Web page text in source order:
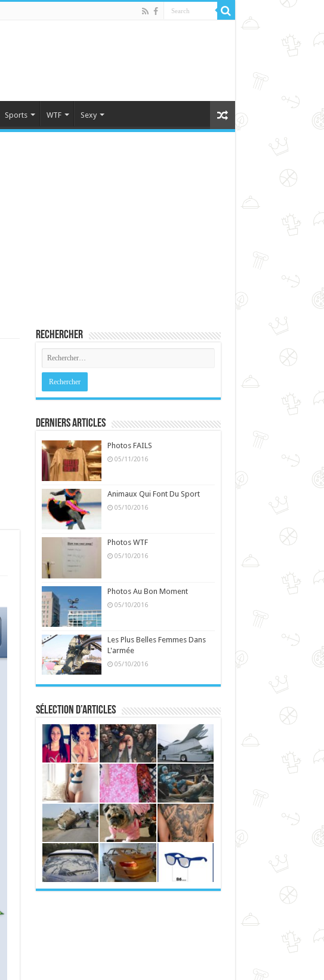
Sports WTF Sexy
Rechercher
Derniers Articles
Photos FAILS
05/11/2016
Animaux Qui Font Du Sport
05/10/2016
Photos WTF
05/10/2016
Photos Au Bon Moment
05/10/2016
Les Plus Belles Femmes Dans
L'armée
05/10/2016
Sélection d’articles